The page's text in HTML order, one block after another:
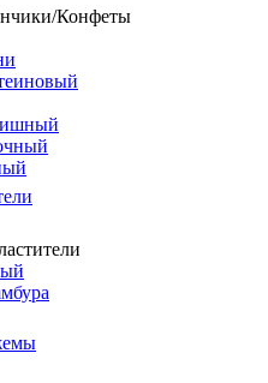
Конфеты